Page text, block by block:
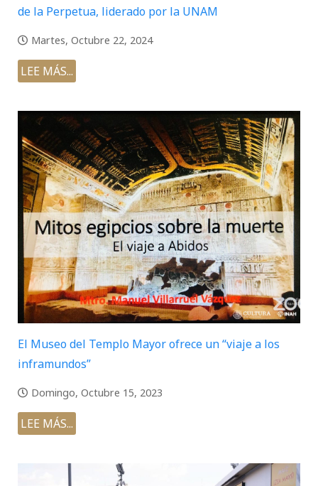
de la Perpetua, liderado por la UNAM
Martes, Octubre 22, 2024
LEE MÁS...
El Museo del Templo Mayor ofrece un “viaje a los
inframundos”
Domingo, Octubre 15, 2023
LEE MÁS...